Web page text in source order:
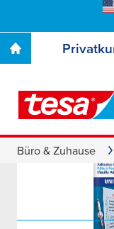
Büro & Zuhause